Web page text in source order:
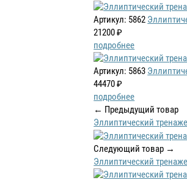
Артикул: 5862
21200 ₽
подробнее
Артикул: 5863
44470 ₽
подробнее
← Предыдущий товар
Эллиптический
Следующий товар →
Эллиптический